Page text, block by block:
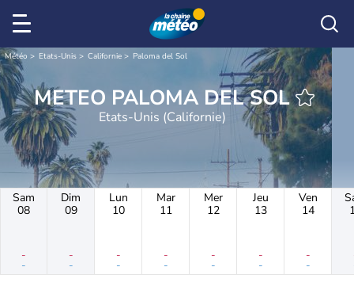
Météo Etats-Unis Californie Paloma del Sol
METEO PALOMA DEL SOL
Etats-Unis (Californie)
Sam
08
-
-
Dim
09
-
-
Lun
10
-
-
Mar
11
-
-
Mer
12
-
-
Jeu
13
-
-
Ven
14
-
-